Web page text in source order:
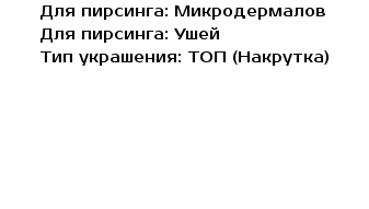
Для пирсинга: Микродермалов
Для пирсинга: Ушей
Тип украшения: ТОП (Накрутка)